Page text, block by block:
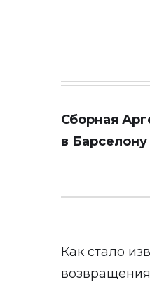
Сборная
в
Как стало